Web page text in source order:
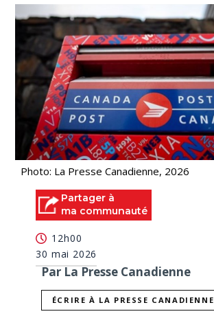
Photo: La Presse Canadienne, 2026
Partager à
ma communauté
12h00
30 mai 2026
Par La Presse Canadienne
ÉCRIRE À LA PRESSE CANADIENNE